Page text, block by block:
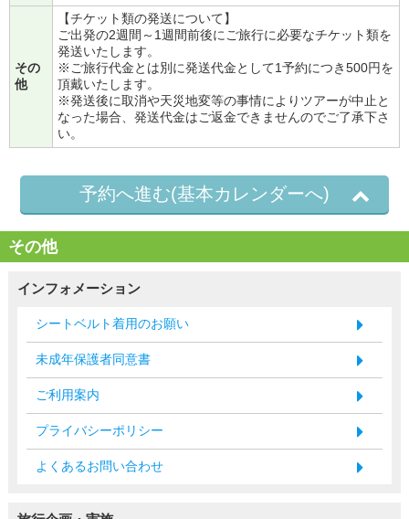
その
他
【チケット類の発送について】
ご出発の2週間～1週間前後にご旅行に必要なチケット類を
発送いたします。
※ご旅行代金とは別に発送代金として1予約につき500円を
頂戴いたします。
※発送後に取消や天災地変等の事情によりツアーが中止と
なった場合、発送代金はご返金できませんのでご了承下さ
い。
予約へ進む(基本カレンダーへ)
その他
インフォメーション
シートベルト着用のお願い
未成年保護者同意書
ご利用案内
プライバシーポリシー
よくあるお問い合わせ